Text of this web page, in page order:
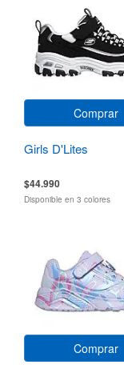
Comprar
Girls D'Lites
$44.990
Disponible en 3 colores
Comprar